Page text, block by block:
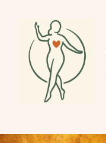
springen